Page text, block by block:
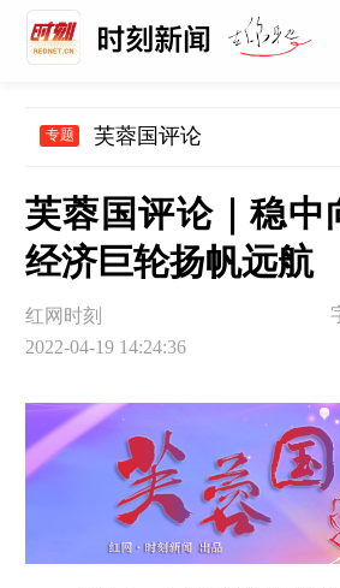
专题 芙蓉国评论
芙蓉国评论｜稳中
经济巨轮扬帆远航
红网时刻
2022-04-19 14:24:36